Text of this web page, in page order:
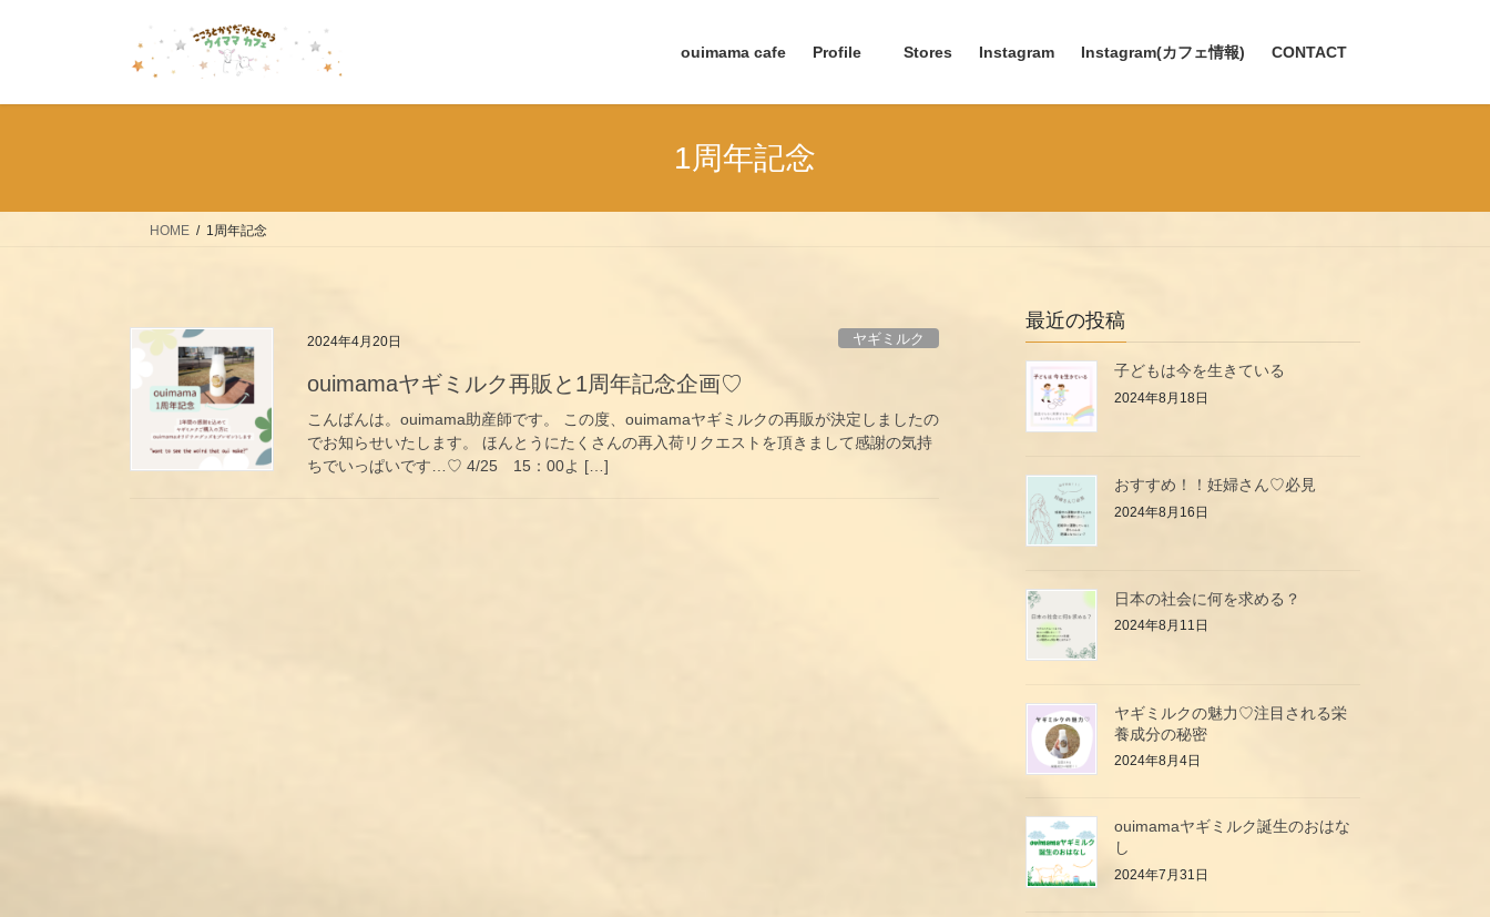
ouimama cafe Profile Stores Instagram Instagram(カフェ情報) CONTACT
1周年記念
HOME 1周年記念
2024年4月20日 ヤギミルク
ouimamaヤギミルク再販と1周年記念企画♡
こんばんは。ouimama助産師です。 この度、ouimamaヤギミルクの再販が決定しましたの
でお知らせいたします。 ほんとうにたくさんの再入荷リクエストを頂きまして感謝の気持
ちでいっぱいです…♡ 4/25 15：00よ […]
最近の投稿
子どもは今を生きている
2024年8月18日
おすすめ！！妊婦さん♡必見
2024年8月16日
日本の社会に何を求める？
2024年8月11日
ヤギミルクの魅力♡注目される栄
養成分の秘密
2024年8月4日
ouimamaヤギミルク誕生のおはな
し
2024年7月31日